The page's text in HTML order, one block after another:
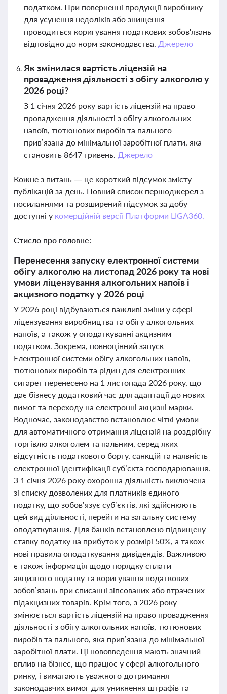
податком. При поверненні продукції виробнику
для усунення недоліків або знищення
проводиться коригування податкових зобов'язань
відповідно до норм законодавства. Джерело
Як змінилася вартість ліцензій на
провадження діяльності з обігу алкоголю у
2026 році?
З 1 січня 2026 року вартість ліцензій на право
провадження діяльності з обігу алкогольних
напоїв, тютюнових виробів та пального
прив’язана до мінімальної заробітної плати, яка
становить 8647 гривень. Джерело
Кожне з питань — це короткий підсумок змісту
публікацій за день. Повний список першоджерел з
посиланнями та розширений підсумок за добу
доступні у комерційній версії Платформи LIGA360.
Стисло про головне:
Перенесення запуску електронної системи
обігу алкоголю на листопад 2026 року та нові
умови ліцензування алкогольних напоїв і
акцизного податку у 2026 році
У 2026 році відбуваються важливі зміни у сфері
ліцензування виробництва та обігу алкогольних
напоїв, а також у оподаткуванні акцизним
податком. Зокрема, повноцінний запуск
Електронної системи обігу алкогольних напоїв,
тютюнових виробів та рідин для електронних
сигарет перенесено на 1 листопада 2026 року, що
дає бізнесу додатковий час для адаптації до нових
вимог та переходу на електронні акцизні марки.
Водночас, законодавство встановлює чіткі умови
для автоматичного отримання ліцензій на роздрібну
торгівлю алкоголем та пальним, серед яких
відсутність податкового боргу, санкцій та наявність
електронної ідентифікації суб’єкта господарювання.
З 1 січня 2026 року охоронна діяльність виключена
зі списку дозволених для платників єдиного
податку, що зобов’язує суб’єктів, які здійснюють
цей вид діяльності, перейти на загальну систему
оподаткування. Для банків встановлено підвищену
ставку податку на прибуток у розмірі 50%, а також
нові правила оподаткування дивідендів. Важливою
є також інформація щодо порядку сплати
акцизного податку та коригування податкових
зобов’язань при списанні зіпсованих або втрачених
підакцизних товарів. Крім того, з 2026 року
змінюється вартість ліцензій на право провадження
діяльності з обігу алкогольних напоїв, тютюнових
виробів та пального, яка прив’язана до мінімальної
заробітної плати. Ці нововведення мають значний
вплив на бізнес, що працює у сфері алкогольного
ринку, і вимагають уважного дотримання
законодавчих вимог для уникнення штрафів та